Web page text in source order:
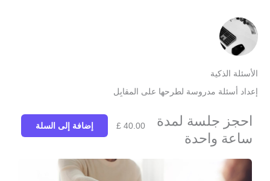
الذكية
أسئلة مدروسة لطرحها على المقابِل
احجز جلسة لمدة
ساعة واحدة
£40.00 إضافة إلى السلة